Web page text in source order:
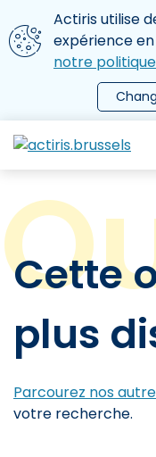
Aller au contenu
Nous utilisons des
Actiris utilise
expérience
notre
le menu
Cette
plus
Parcourez nos
votre recherche.